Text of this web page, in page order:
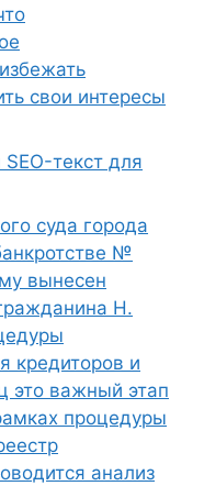
свои интересы
текст для
суда города
№
вынесен
Н.
кредиторов и
это важный этап
процедуры
анализ